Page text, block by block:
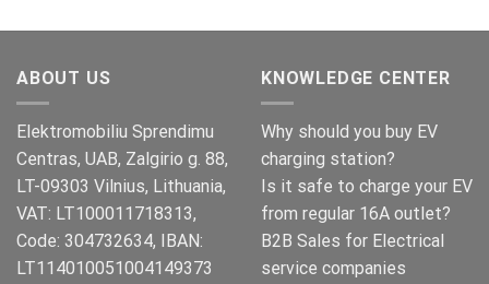
ABOUT US
Elektromobiliu Sprendimu
Centras, UAB, Zalgirio g. 88,
LT-09303 Vilnius, Lithuania,
VAT: LT100011718313,
Code: 304732634, IBAN:
LT114010051004149373
KNOWLEDGE CENTER
Why should you buy EV
charging station?
Is it safe to charge your EV
from regular 16A outlet?
B2B Sales for Electrical
service companies